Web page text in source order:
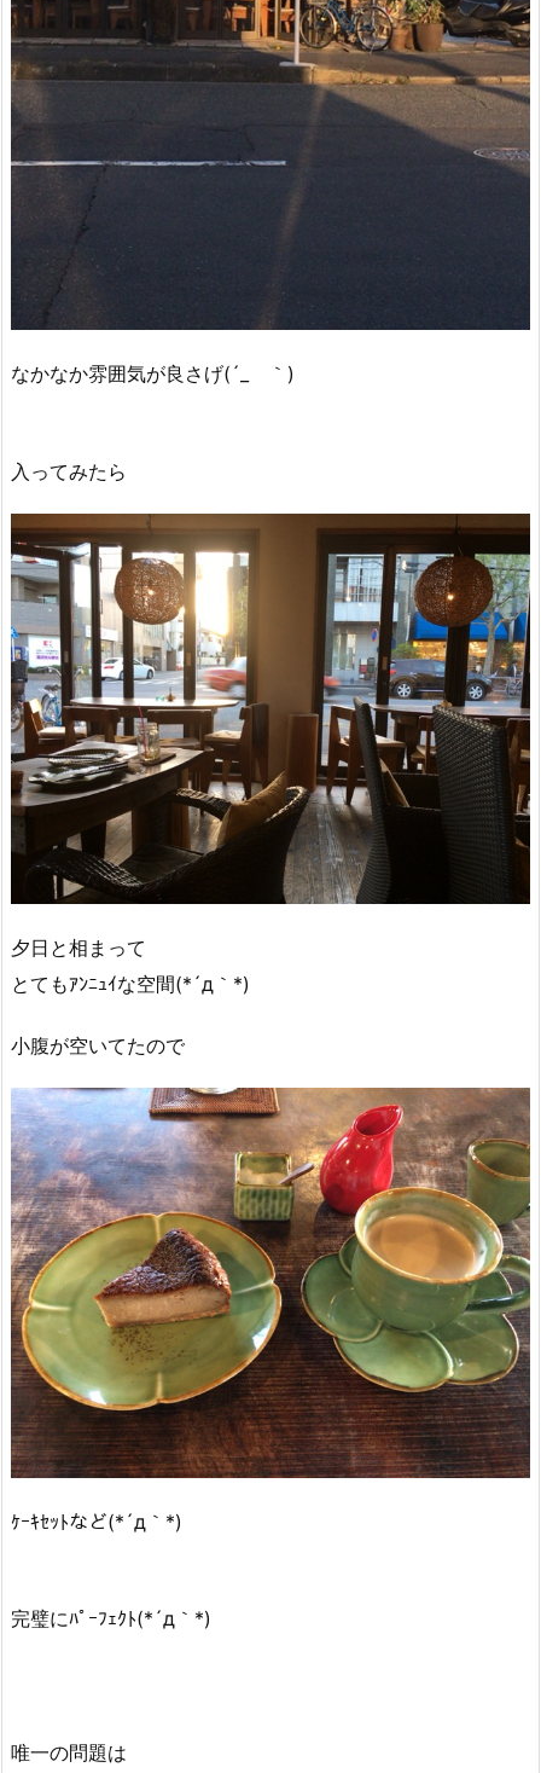
なかなか雰囲気が良さげ(´_ゝ｀)
入ってみたら
夕日と相まって
とてもｱﾝﾆｭｲな空間(*´д｀*)
小腹が空いてたので
ｹｰｷｾｯﾄなど(*´д｀*)
完璧にﾊﾟｰﾌｪｸﾄ(*´д｀*)
唯一の問題は